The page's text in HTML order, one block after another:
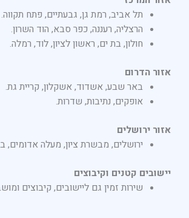
תל אביב, רמת גן, גבעתיים, פתח תקווה.
הרצליה, רעננה, כפר סבא, הוד השרון.
חולון, בת ים, ראשון לציון, לוד, רמלה.
אזור הדרום
באר שבע, אשדוד, אשקלון, קריית גת.
אופקים, נתיבות, שדרות.
אזור ירושלים
ירושלים, מבשרת ציון, מעלה אדומים,
יישובים קטנים וקיבוצים
שירות זמין גם ליישובים, קיבוצים